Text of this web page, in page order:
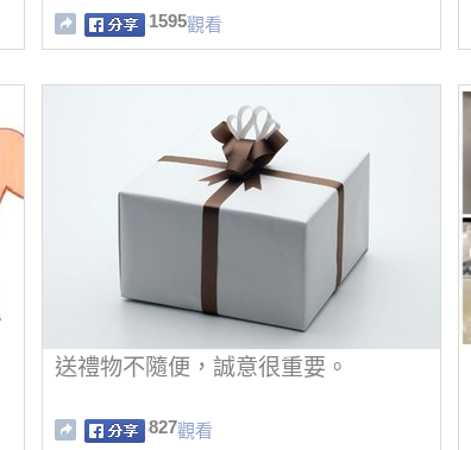
1595觀看
送禮物不隨便，誠意很重要。
827觀看